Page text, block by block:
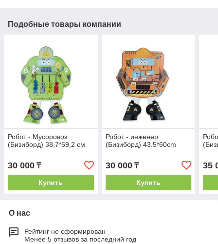
Подобные товары компании
Робот - Мусоровоз
(Бизиборд) 38,7*59,2 см
30 000 ₸
Купить
Робот - инженер
(Бизиборд) 43.5*60cm
30 000₸
Купить
35
О нас
Рейтинг не сформирован
Менее 5 отзывов за последний год